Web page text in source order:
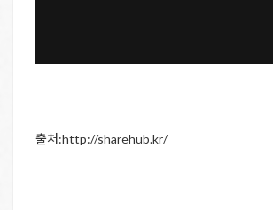
출처:http://sharehub.kr/